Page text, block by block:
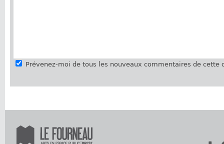
Prévenez-moi de tous les nouveaux commentaires de cette